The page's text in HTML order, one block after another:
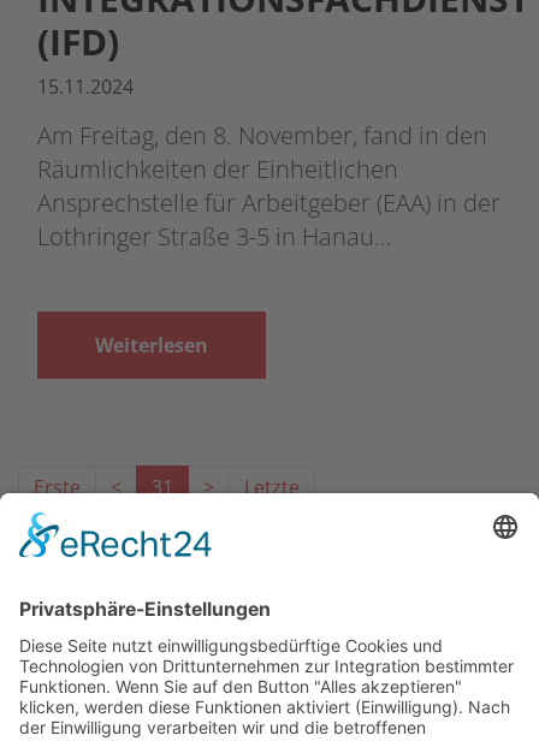
(IFD)
15.11.2024
Am Freitag, den 8. November, fand in den
Räumlichkeiten der Einheitlichen
Ansprechstelle für Arbeitgeber (EAA) in der
Lothringer Straße 3-5 in Hanau…
Weiterlesen
Erste < 31 > Letzte
Das Projekt zur Implementierung der Einheitlichen
Ansprechstellen für Arbeitgeber gemäß § 185a SGB IX in
Hessen wird gefördert aus Mitteln des LWV Hessen
Integrationsamtes. Das Projekt wird unter Einbindung
des Hessischen Ministeriums für Arbeit, Integration,
Jugend und Soziales von der Forschungsstelle des
Bildungswerks der Hessischen Wirtschaft e. V.